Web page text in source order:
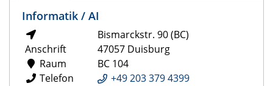
Informatik / AI
Anschrift
Bismarckstr. 90 (BC)
47057 Duisburg
Raum
BC 104
Telefon
+49 203 379 4399